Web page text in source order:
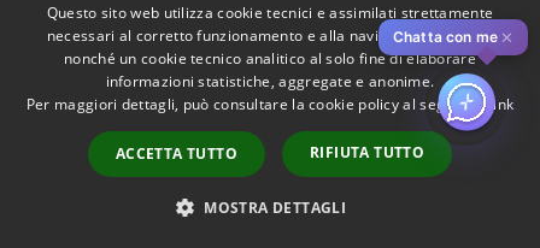
Turismo
Vita lavorativa
Notizie
Chatta con me ✕
Questo sito web utilizza cookie tecnici e assimilati strettamente
necessari al corretto funzionamento e alla navigazione del sito,
nonché un cookie tecnico analitico al solo fine di elaborare
informazioni statistiche, aggregate e anonime.
Per maggiori dettagli, può consultare la cookie policy al seguente link
ACCETTA TUTTO RIFIUTA TUTTO
MOSTRA DETTAGLI